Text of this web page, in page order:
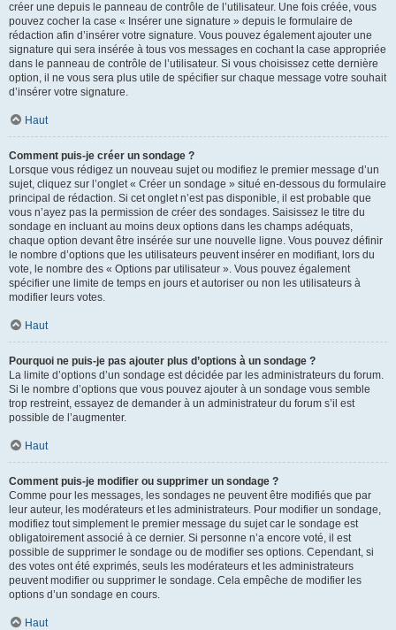
créer une depuis le panneau de contrôle de l’utilisateur. Une fois créée, vous
pouvez cocher la case « Insérer une signature » depuis le formulaire de
rédaction afin d’insérer votre signature. Vous pouvez également ajouter une
signature qui sera insérée à tous vos messages en cochant la case appropriée
dans le panneau de contrôle de l’utilisateur. Si vous choisissez cette dernière
option, il ne vous sera plus utile de spécifier sur chaque message votre souhait
d’insérer votre signature.
Haut
Comment puis-je créer un sondage ?
Lorsque vous rédigez un nouveau sujet ou modifiez le premier message d’un
sujet, cliquez sur l’onglet « Créer un sondage » situé en-dessous du formulaire
principal de rédaction. Si cet onglet n’est pas disponible, il est probable que
vous n’ayez pas la permission de créer des sondages. Saisissez le titre du
sondage en incluant au moins deux options dans les champs adéquats,
chaque option devant être insérée sur une nouvelle ligne. Vous pouvez définir
le nombre d’options que les utilisateurs peuvent insérer en modifiant, lors du
vote, le nombre des « Options par utilisateur ». Vous pouvez également
spécifier une limite de temps en jours et autoriser ou non les utilisateurs à
modifier leurs votes.
Haut
Pourquoi ne puis-je pas ajouter plus d’options à un sondage ?
La limite d’options d’un sondage est décidée par les administrateurs du forum.
Si le nombre d’options que vous pouvez ajouter à un sondage vous semble
trop restreint, essayez de demander à un administrateur du forum s’il est
possible de l’augmenter.
Haut
Comment puis-je modifier ou supprimer un sondage ?
Comme pour les messages, les sondages ne peuvent être modifiés que par
leur auteur, les modérateurs et les administrateurs. Pour modifier un sondage,
modifiez tout simplement le premier message du sujet car le sondage est
obligatoirement associé à ce dernier. Si personne n’a encore voté, il est
possible de supprimer le sondage ou de modifier ses options. Cependant, si
des votes ont été exprimés, seuls les modérateurs et les administrateurs
peuvent modifier ou supprimer le sondage. Cela empêche de modifier les
options d’un sondage en cours.
Haut